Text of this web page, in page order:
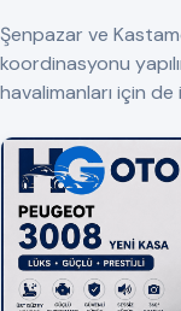
Şenpazar ve
koordinasyonu
havalimanları için